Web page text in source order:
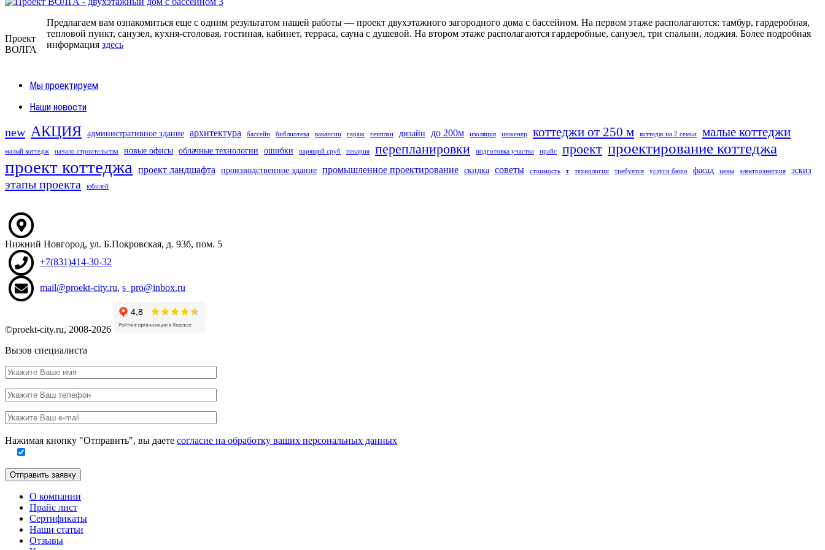
Проект
ВОЛГА
Предлагаем вам ознакомиться еще с одним результатом нашей работы — проект двухэтажного загородного дома с бассейном. На первом этаже располагаются: тамбур, гардеробная,
тепловой пункт, санузел, кухня-столовая, гостиная, кабинет, терраса, сауна с душевой. На втором этаже располагаются гардеробные, санузел, три спальни, лоджия. Более подробная
информация здесь
Мы проектируем
Наши новости
new АКЦИЯ административное здание архитектура бассейн библиотека вакансии гараж генплан дизайн до 200м изоляция инженер коттеджи от 250 м коттедж на 2 семьи малые коттеджи
малый коттедж начало строительства новые офисы облачные технологии ошибки парящий сруб пекарня перепланировки подготовка участка прайс проект проектирование коттеджа
проект коттеджа проект ландшафта производственное здание промышленное проектирование скидка советы стоимость т технологии требуется услуги бюро фасад цены электроэнегрия эскиз
этапы проекта юбилей
Нижний Новгород, ул. Б.Покровская, д. 93б, пом. 5
+7(831)414-30-32
mail@proekt-city.ru,s_pro@inbox.ru
©proekt-city.ru, 2008-2026
Вызов специалиста
Ваше
имя
Ваш
телефон
Ваш
e-
mail
это
поле
Нажимая кнопку "Отправить", вы даете согласие на обработку ваших персональных данных
Отправить заявку
О компании
Прайс лист
Сертификаты
Наши статьи
Отзывы